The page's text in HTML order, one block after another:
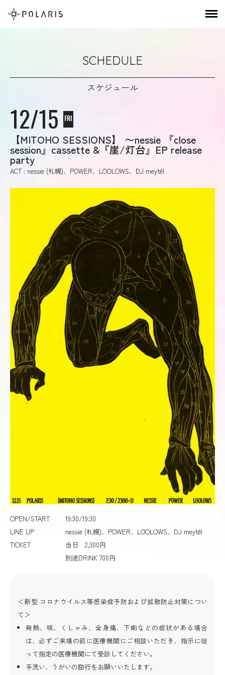
SCHEDULE
スケジュール
12/15 FRI
【MITOHO SESSIONS】 〜nessie 『close
session』cassette &『崖/灯台』EP release
party
ACT : nessie (札幌)、POWER、LOOLOWS、DJ meytél
OPEN/START
19:30/19:30
LINE UP
nessie (札幌)、POWER、LOOLOWS、DJ meytél
TICKET
当日 2,300円
別途DRINK 700円
＜新型 コロナウイルス等感染症予防および拡散防止対策につい
て＞
発熱、咳、くしゃみ、全身痛、下痢などの症状がある場合
は、必ずご来場の前に医療機関にご相談いただき、指示に従
って指定の医療機関にて受診してください。
手洗い、うがいの励行をお願いいたします。